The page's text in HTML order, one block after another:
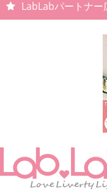
LabLabパートナ